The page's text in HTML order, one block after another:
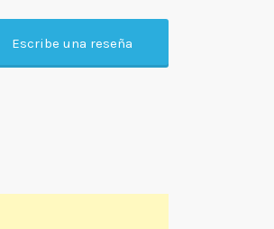
Escribe una reseña